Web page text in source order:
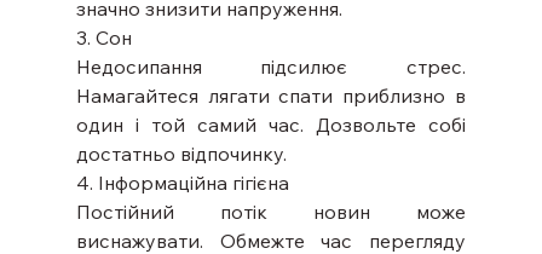
значно знизити напруження.
3. Сон
Недосипання підсилює стрес.
Намагайтеся лягати спати приблизно в
один і той самий час. Дозвольте собі
достатньо відпочинку.
4. Інформаційна гігієна
Постійний потік новин може
виснажувати. Обмежте час перегляду